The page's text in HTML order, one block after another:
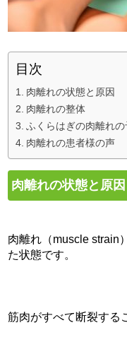
目次
肉離れの状態と原因
肉離れの整体
ふくらはぎの肉離れ
肉離れの患者様の声
肉離れの状態と原因
肉離れ（muscle strain
た状態です。
筋肉がすべて断裂する